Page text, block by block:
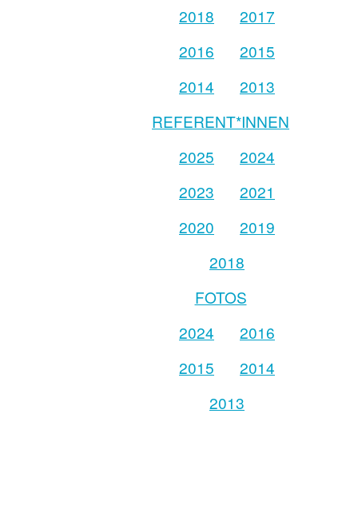
2018
2017
2016
2015
2014
2013
REFERENT*INNEN
2025
2024
2023
2021
2020
2019
2018
FOTOS
2024
2016
2015
2014
2013